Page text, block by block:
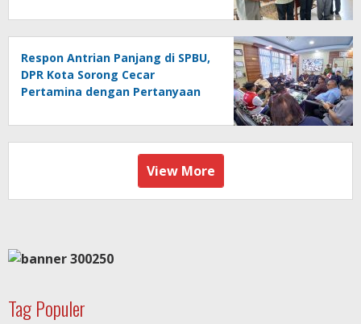
Respon Antrian Panjang di SPBU,
DPR Kota Sorong Cecar
Pertamina dengan Pertanyaan
View More
Tag Populer